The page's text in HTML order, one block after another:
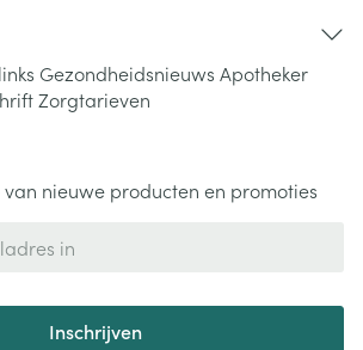
Gezondheidsnieuws Apotheker
Zorgtarieven
nieuwe producten en promoties
Inschrijven